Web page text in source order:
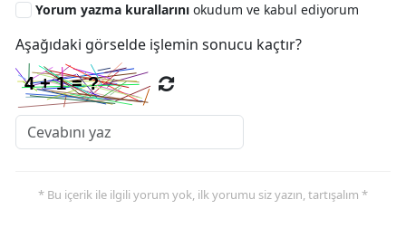
Yorum yazma kurallarını okudum ve kabul ediyorum
Aşağıdaki görselde işlemin sonucu kaçtır?
* Bu içerik ile ilgili yorum yok, ilk yorumu siz yazın, tartışalım *